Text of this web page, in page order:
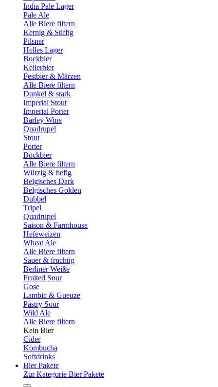
India Pale Lager
Pale Ale
Alle Biere filtern
Kernig & Süffig
Pilsner
Helles Lager
Bockbier
Kellerbier
Festbier & Märzen
Alle Biere filtern
Dunkel & stark
Imperial Stout
Imperial Porter
Barley Wine
Quadrupel
Stout
Porter
Bockbier
Alle Biere filtern
Würzig & hefig
Belgisches Dark
Belgisches Golden
Dubbel
Tripel
Quadrupel
Saison & Farmhouse
Hefeweizen
Wheat Ale
Alle Biere filtern
Sauer & fruchtig
Berliner Weiße
Fruited Sour
Gose
Lambic & Gueuze
Pastry Sour
Wild Ale
Alle Biere filtern
Kein Bier
Cider
Kombucha
Softdrinks
Bier Pakete
Zur Kategorie Bier Pakete